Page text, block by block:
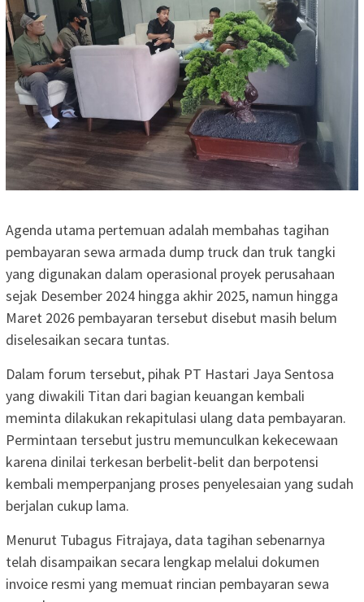
Agenda utama pertemuan adalah membahas tagihan
pembayaran sewa armada dump truck dan truk tangki
yang digunakan dalam operasional proyek perusahaan
sejak Desember 2024 hingga akhir 2025, namun hingga
Maret 2026 pembayaran tersebut disebut masih belum
diselesaikan secara tuntas.
Dalam forum tersebut, pihak PT Hastari Jaya Sentosa
yang diwakili Titan dari bagian keuangan kembali
meminta dilakukan rekapitulasi ulang data pembayaran.
Permintaan tersebut justru memunculkan kekecewaan
karena dinilai terkesan berbelit-belit dan berpotensi
kembali memperpanjang proses penyelesaian yang sudah
berjalan cukup lama.
Menurut Tubagus Fitrajaya, data tagihan sebenarnya
telah disampaikan secara lengkap melalui dokumen
invoice resmi yang memuat rincian pembayaran sewa